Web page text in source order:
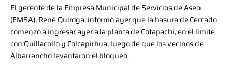
El gerente de la Empresa Municipal de Servicios de Aseo
(EMSA), René Quiroga, informó ayer que la basura de Cercado
comenzó a ingresar ayer a la planta de Cotapachi, en el límite
con Quillacollo y Colcapirhua, luego de que los vecinos de
Albarrancho levantaron el bloqueo.